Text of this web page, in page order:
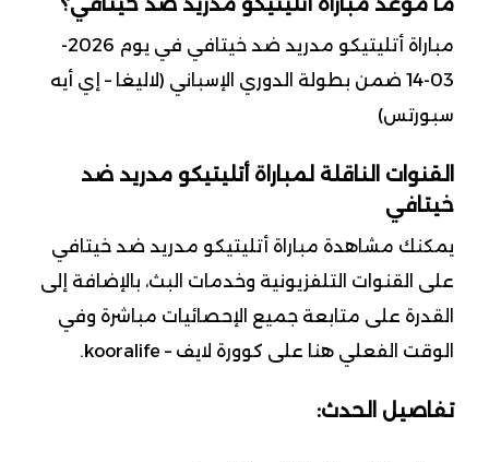
مباراة أتليتيكو مدريد ضد خيتافي في يوم 2026-
03-14 ضمن بطولة الدوري الإسباني (لاليغا – إي أيه
سبورتس)
القنوات الناقلة لمباراة أتليتيكو مدريد ضد
خيتافي
يمكنك مشاهدة مباراة أتليتيكو مدريد ضد خيتافي
على القنوات التلفزيونية وخدمات البث، بالإضافة إلى
القدرة على متابعة جميع الإحصائيات مباشرة وفي
الوقت الفعلي هنا على كوورة لايف – kooralife.
تفاصيل الحدث: